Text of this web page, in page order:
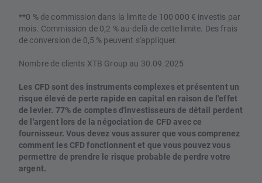
**0 % de commission dans la limite de 100 000 € investis par
mois. Commission de 0,2 % au-delà de cette limite. Des frais
de conversion de 0,5 % peuvent s'appliquer.
Nombre de clients XTB Group au 30.09.2025
Les CFD sont des instruments complexes et présentent un
risque élevé de perte rapide en capital en raison de l'effet
de levier. 77% de comptes d'investisseurs de détail perdent
de l'argent lors de la négociation de CFD avec ce
fournisseur. Vous devez vous assurer que vous comprenez
comment les CFD fonctionnent et que vous pouvez vous
permettre de prendre le risque probable de perdre votre
argent.